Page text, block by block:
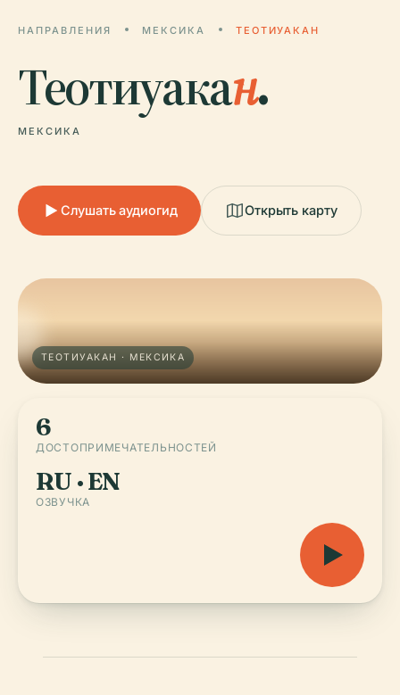
НАПРАВЛЕНИЯ МЕКСИКА ТЕОТИУАКАН
Теотиуакан.
МЕКСИКА
Слушать аудиогид Открыть карту
ТЕОТИУАКАН · МЕКСИКА
6
ДОСТОПРИМЕЧАТЕЛЬНОСТЕЙ
RU · EN
ОЗВУЧКА